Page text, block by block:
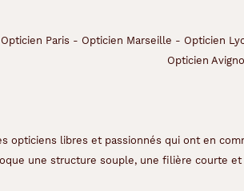
Opticien Paris - Opticien Marseille - Opticien
Opticien
opticiens libres et passionnés qui ont en
une structure souple, une filière courte